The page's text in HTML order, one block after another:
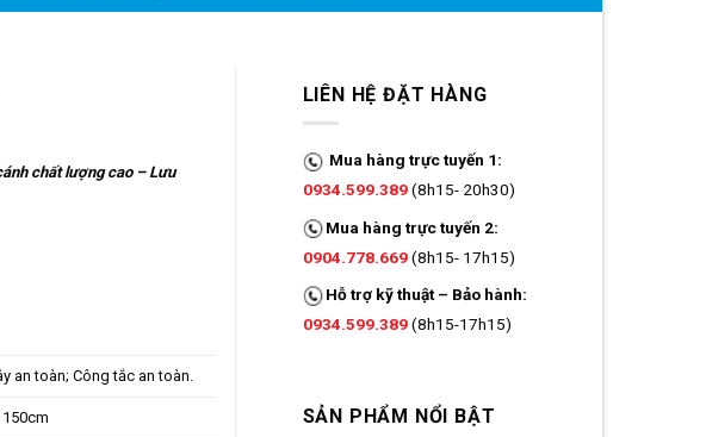
chất lượng cao – Lưu
an toàn; Công tắc an toàn.
LIÊN HỆ ĐẶT HÀNG
Mua hàng trực tuyến 1:
0934.599.389(8h15- 20h30)
Mua hàng trực tuyến 2:
0904.778.669(8h15- 17h15)
Hỗ trợ kỹ thuật – Bảo hành:
0934.599.389(8h15-17h15)
SẢN PHẨM NỔI BẬT